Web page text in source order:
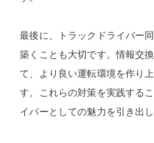
最後に、トラックドライバー
築くことも大切です。情報交
て、より良い運転環境を作り
す。これらの対策を実践する
イバーとしての魅力を引き出し